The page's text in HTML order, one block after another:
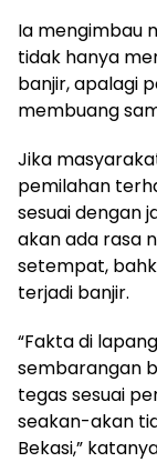
Ia mengimbau
tidak hanya
banjir, apalagi
membuang
Jika
pemilahan
sesuai dengan
akan ada rasa
setempat,
terjadi banjir.
“Fakta di
sembarangan
tegas sesuai
seakan-akan
Bekasi,”